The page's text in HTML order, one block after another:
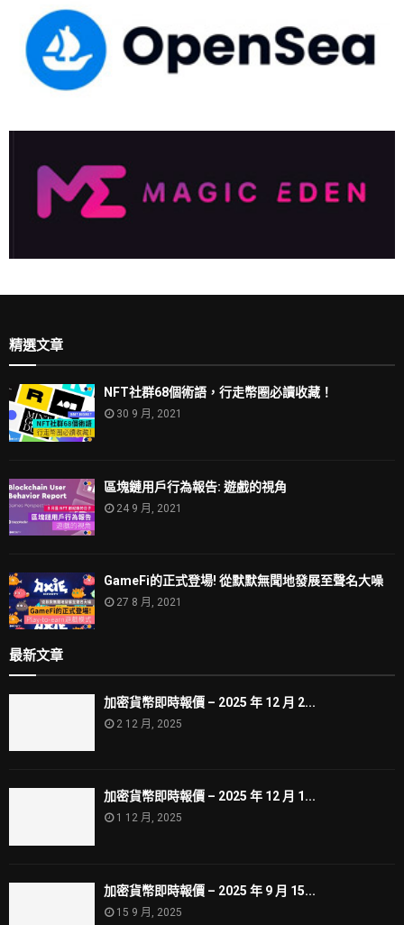
精選文章
NFT社群68個術語，行走幣圈必讀收藏！
30 9 月, 2021
區塊鏈用戶行為報告: 遊戲的視角
24 9 月, 2021
GameFi的正式登場! 從默默無聞地發展至聲名大噪
27 8 月, 2021
最新文章
加密貨幣即時報價 – 2025 年 12 月 2...
2 12 月, 2025
加密貨幣即時報價 – 2025 年 12 月 1...
1 12 月, 2025
加密貨幣即時報價 – 2025 年 9 月 15...
15 9 月, 2025